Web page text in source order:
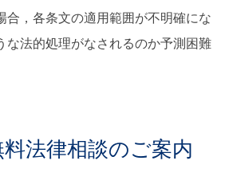
合，各条文の適用範囲が不明確にな
な法的処理がなされるのか予測困難
料法律相談のご案内